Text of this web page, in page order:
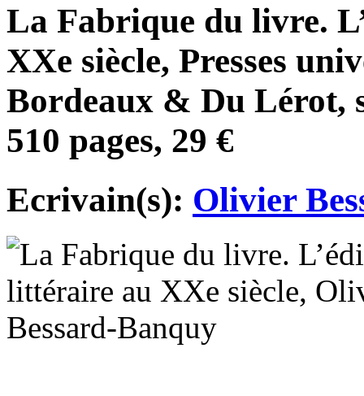
La Fabrique du livre.
XXe siècle, Presses
Bordeaux & Du Lérot,
510 pages, 29 €
Ecrivain(s): Olivier